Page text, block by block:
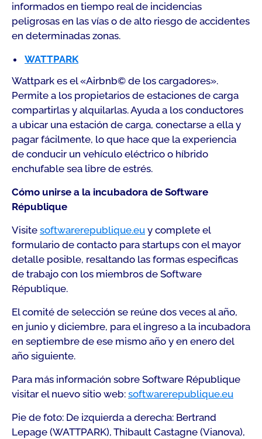
informados en tiempo real de incidencias
peligrosas en las vías o de alto riesgo de accidentes
en determinadas zonas.
WATTPARK
Wattpark es el «Airbnb© de los cargadores».
Permite a los propietarios de estaciones de carga
compartirlas y alquilarlas. Ayuda a los conductores
a ubicar una estación de carga, conectarse a ella y
pagar fácilmente, lo que hace que la experiencia
de conducir un vehículo eléctrico o híbrido
enchufable sea libre de estrés.
Cómo unirse a la incubadora de Software
République
Visite softwarerepublique.eu y complete el
formulario de contacto para startups con el mayor
detalle posible, resaltando las formas especificas
de trabajo con los miembros de Software
République.
El comité de selección se reúne dos veces al año,
en junio y diciembre, para el ingreso a la incubadora
en septiembre de ese mismo año y en enero del
año siguiente.
Para más información sobre Software République
visitar el nuevo sitio web: softwarerepublique.eu
Pie de foto: De izquierda a derecha: Bertrand
Lepage (WATTPARK), Thibault Castagne (Vianova),